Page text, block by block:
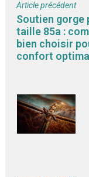
Article précédent
Soutien gorge
taille 85a :
bien choisir
confort optimal